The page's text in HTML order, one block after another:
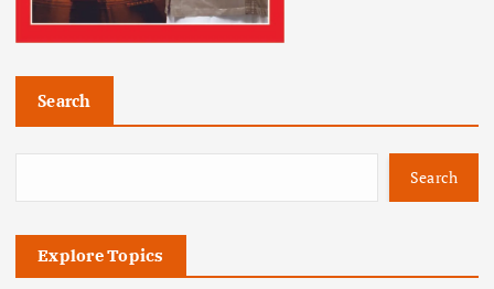
Search
Search
Explore Topics